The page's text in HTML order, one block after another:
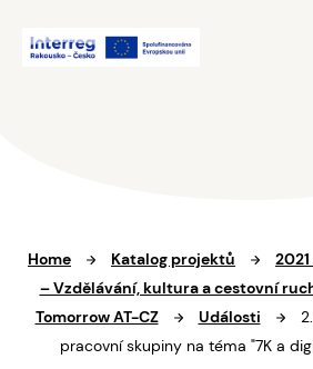
Home Katalog projektů
– Vzdělávání, kultura a cestovní
Tomorrow AT-CZ
Události
pracovní skupiny na téma "7K a